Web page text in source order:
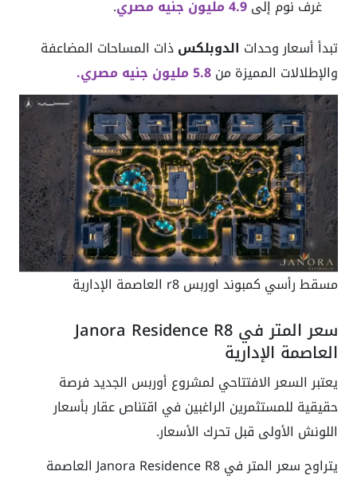
غرف نوم إلى
.
تبدأ أسعار وحدات الدوبلكسذات المساحات المضاعفة
والإطلالات المميزة من
مسقط رأسي كمبوند اوربس r8 العاصمة الإدارية
سعر المتر في Janora Residence R8
العاصمة الإدارية
يعتبر السعر الافتتاحي لمشروع أوربس الجديد فرصة
حقيقية للمستثمرين الراغبين في اقتناص عقار بأسعار
اللونش الأولى قبل تحرك الأسعار.
يتراوح سعر المتر في Janora Residence R8 العاصمة